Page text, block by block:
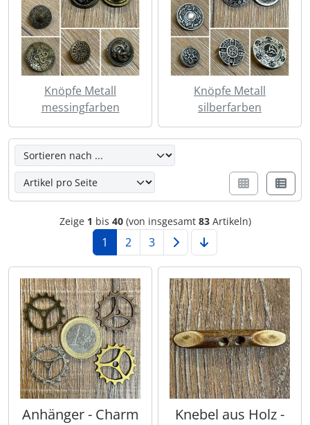
Knöpfe Metall
messingfarben
Knöpfe Metall
silberfarben
Hier kannst du die nachfolgenden Artikel umsortieren
Zeige 1 bis 40(von insgesamt 83Artikeln)
1 2 3
Anhänger - Charm
Knebel aus Holz -